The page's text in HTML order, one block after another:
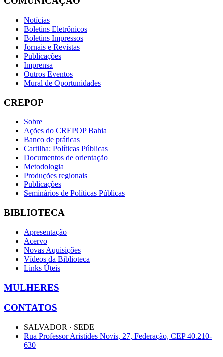
Notícias
Boletins Eletrônicos
Boletins Impressos
Jornais e Revistas
Publicações
Imprensa
Outros Eventos
Mural de Oportunidades
CREPOP
Sobre
Ações do CREPOP Bahia
Banco de práticas
Cartilha: Políticas Públicas
Documentos de orientação
Metodologia
Produções regionais
Publicações
Seminários de Políticas Públicas
BIBLIOTECA
Apresentação
Acervo
Novas Aquisições
Vídeos da Biblioteca
Links Úteis
MULHERES
CONTATOS
SALVADOR · SEDE
Rua Professor Aristides Novis, 27, Federação, CEP 40.210-
630